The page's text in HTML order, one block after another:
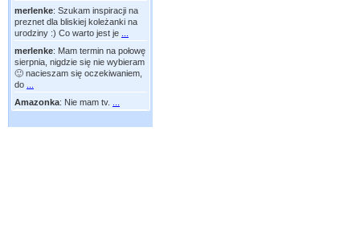
merlenke: Szukam inspiracji na
preznet dla bliskiej koleżanki na
urodziny :) Co warto jest je
merlenke: Mam termin na połowę
sierpnia, nigdzie się nie wybieram
🙂 nacieszam się oczekiwaniem,
do
Amazonka: Nie mam tv.